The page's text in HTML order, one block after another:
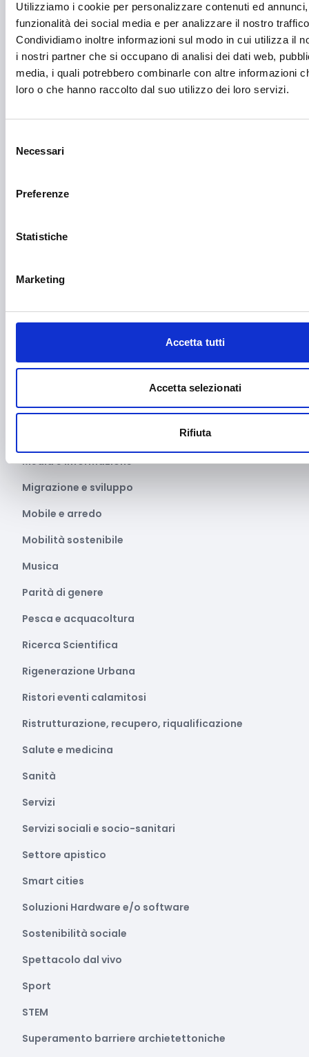
Utilizziamo i cookie per personalizzare contenuti ed
funzionalità dei social media e per analizzare il nostro
Condividiamo inoltre informazioni sul modo in cui utilizza il
i nostri partner che si occupano di analisi dei dati web,
media, i quali potrebbero combinarle con altre informazioni
loro o che hanno raccolto dal suo utilizzo dei loro servizi.
delNecessari
Preferenze
Statistiche
Marketing
Accetta tutti
Accetta selezionati
Rifiuta
Formazione e lavoro
Fotovoltaico
Gastronomia
Giustizia e sicurezza
Green economy
Impianti sportivi
Inclusione Sociale e Solidarietà
Internazionalizzazione
Marginalità sociale
Media e informazione
Migrazione e sviluppo
Mobile e arredo
Mobilità sostenibile
Musica
Parità di genere
Pesca e acquacoltura
Ricerca Scientifica
Rigenerazione Urbana
Ristori eventi calamitosi
Ristrutturazione, recupero, riqualificazione
Salute e medicina
Sanità
Servizi
Servizi sociali e socio-sanitari
Settore apistico
Smart cities
Soluzioni Hardware e/o software
Sostenibilità sociale
Spettacolo dal vivo
Sport
STEM
Superamento barriere archietettoniche